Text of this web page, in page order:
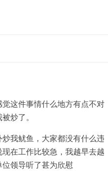
这件事情什么地方有点不对
炒了。
我鱿鱼，大家都没有什么违
在工作比较急，我越早去越
领导听了甚为欣慰